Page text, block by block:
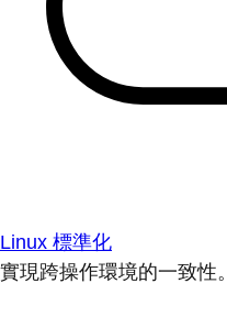
Linux 標準化
實現跨操作環境的一致性。